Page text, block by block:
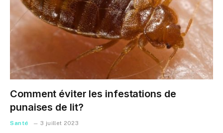
Comment éviter les infestations de
punaises de lit?
Santé 3 juillet 2023